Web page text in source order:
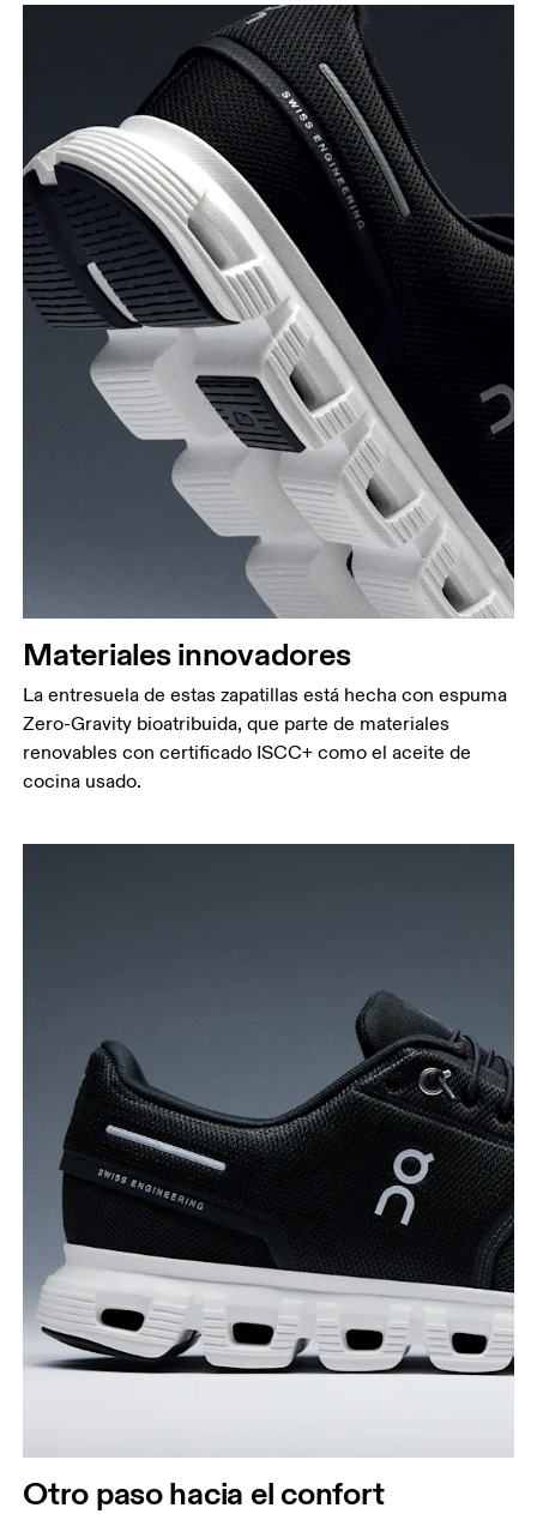
Materiales innovadores
La entresuela de estas zapatillas está hecha con espuma
Zero-Gravity bioatribuida, que parte de materiales
renovables con certificado ISCC+ como el aceite de
cocina usado.
Otro paso hacia el confort